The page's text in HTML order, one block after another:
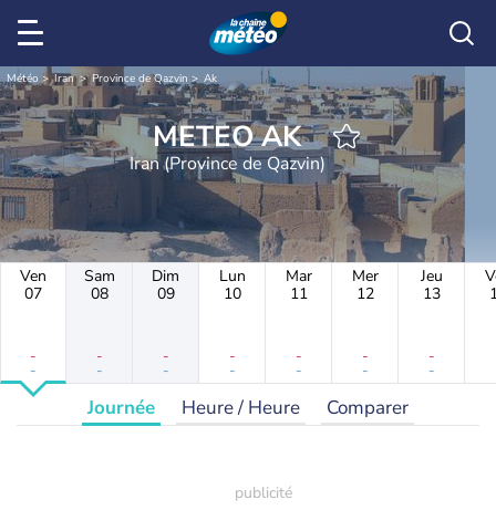
Météo Iran Province de Qazvin Ak
METEO AK
Iran (Province de Qazvin)
Ven
07
-
-
Sam
08
-
-
Dim
09
-
-
Lun
10
-
-
Mar
11
-
-
Mer
12
-
-
Jeu
13
-
-
Journée Heure / Heure Comparer